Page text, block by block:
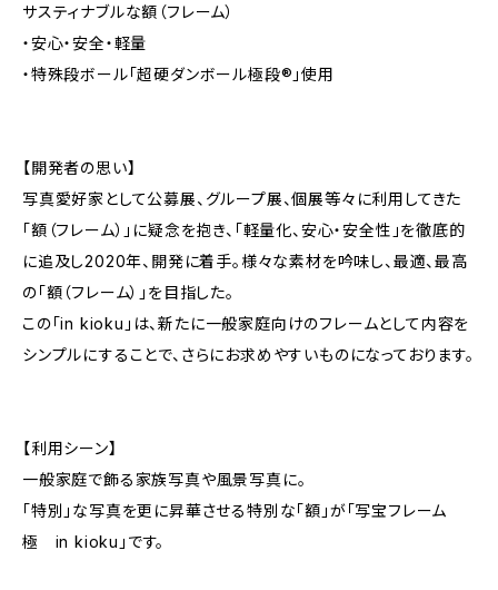
サスティナブルな額（フレーム）
・安心・安全・軽量
・特殊段ボール「超硬ダンボール極段®」使用
【開発者の思い】
写真愛好家として公募展、グループ展、個展等々に利用してきた
「額（フレーム）」に疑念を抱き、「軽量化、安心・安全性」を徹底的
に追及し2020年、開発に着手。様々な素材を吟味し、最適、最高
の「額（フレーム）」を目指した。
この「in kioku」は、新たに一般家庭向けのフレームとして内容を
シンプルにすることで、さらにお求めやすいものになっております。
【利用シーン】
一般家庭で飾る家族写真や風景写真に。
「特別」な写真を更に昇華させる特別な「額」が「写宝フレーム
極 in kioku」です。